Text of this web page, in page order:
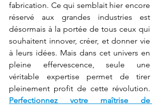
fabrication. Ce qui semblait hier encore
réservé aux grandes industries est
désormais à la portée de tous ceux qui
souhaitent innover, créer, et donner vie
à leurs idées. Mais dans cet univers en
pleine effervescence, seule une
véritable expertise permet de tirer
Perfectionnez votre maîtrise de